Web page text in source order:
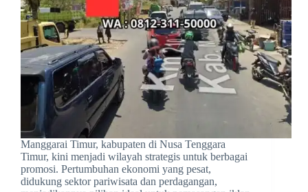
Manggarai Timur, kabupaten di Nusa Tenggara
Timur, kini menjadi wilayah strategis untuk berbagai
promosi. Pertumbuhan ekonomi yang pesat,
didukung sektor pariwisata dan perdagangan,